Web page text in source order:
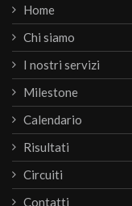
Home
Chi siamo
I nostri servizi
Milestone
Calendario
Risultati
Circuiti
Contatti